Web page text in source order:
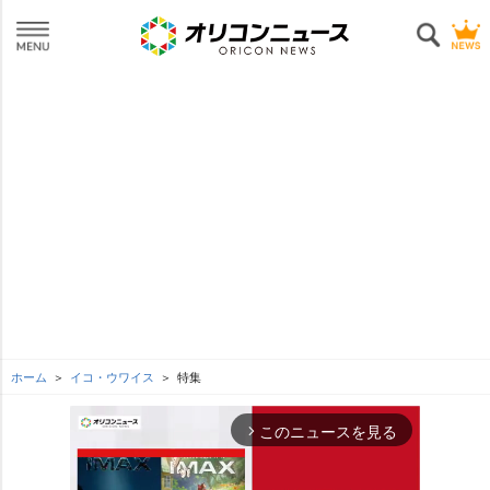
ホーム イコ・ウワイス 特集
arrow_forward_ios このニュースを見る